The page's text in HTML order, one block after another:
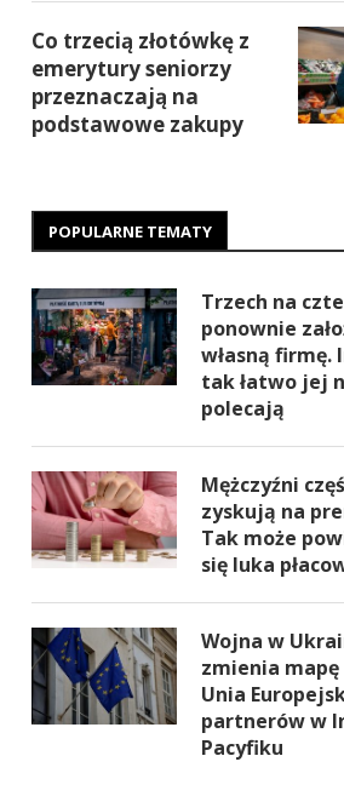
Co trzecią złotówkę z
emerytury seniorzy
przeznaczają na
podstawowe zakupy
POPULARNE TEMATY
Trzech na
ponownie
własną firmę.
tak łatwo jej
polecają
Mężczyźni
zyskują na
Tak może
się luka
Wojna w
zmienia mapę
Unia
partnerów w
Pacyfiku